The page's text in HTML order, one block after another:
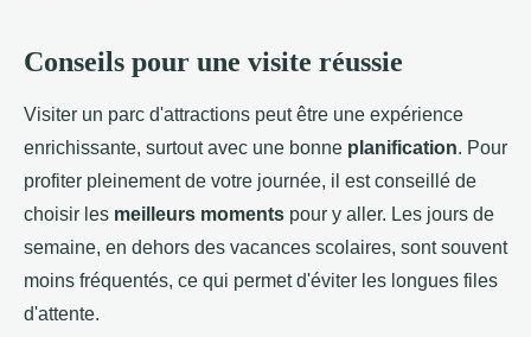
Conseils pour une visite réussie
Visiter un parc d'attractions peut être une expérience
enrichissante, surtout avec une bonne planification. Pour
profiter pleinement de votre journée, il est conseillé de
choisir les meilleurs moments pour y aller. Les jours de
semaine, en dehors des vacances scolaires, sont souvent
moins fréquentés, ce qui permet d'éviter les longues files
d'attente.